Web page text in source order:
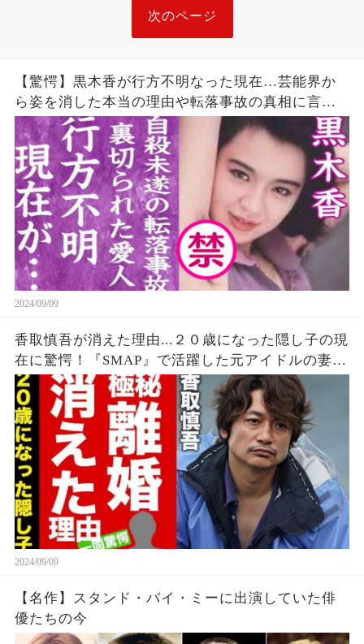
次のページ
【驚愕】黒木香が行方不明なった現在…芸能界か
ら姿を消した本当の理由や転落事故の真相に言葉
を失う…！
2024/09/09
香取慎吾が消えた理由...２０歳になった隠し子の現
在に驚愕！『SMAP』で活躍した元アイドルの妻の
正体...極秘離婚と言われる真相に言葉を失う！【芸
能】
2024/09/09
【名作】スタンド・バイ・ミーに出演していた俳
優たちの今